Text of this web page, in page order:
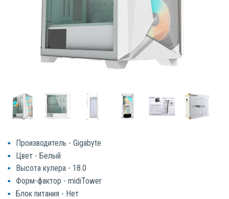
Производитель - Gigabyte
Цвет - Белый
Высота кулера - 18.0
Форм-фактор - midiTower
Блок питания - Нет